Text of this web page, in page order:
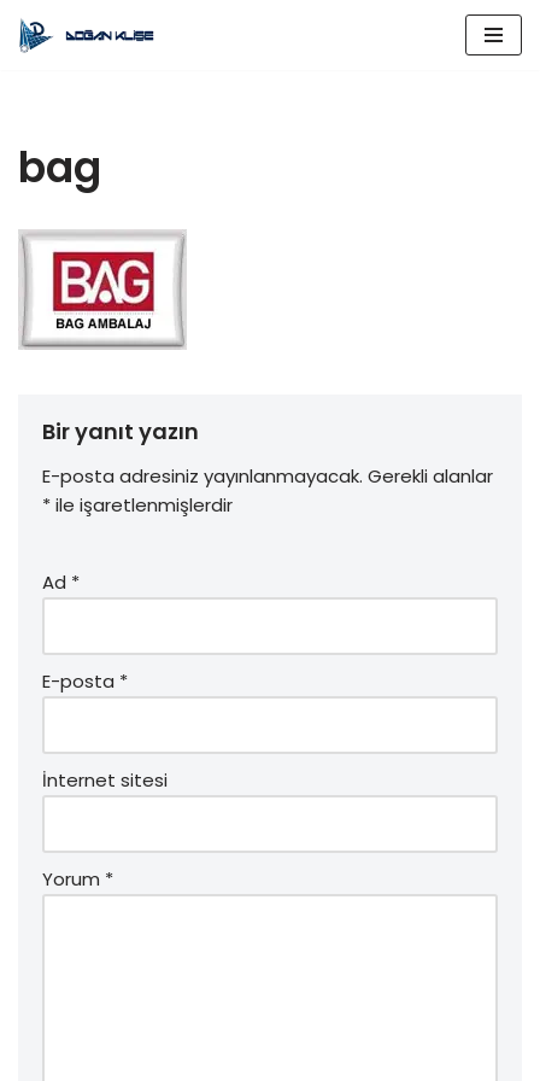
bag
Bir yanıt yazın
E-posta adresiniz yayınlanmayacak. Gerekli alanlar
*ile işaretlenmişlerdir
Ad *
E-posta *
İnternet sitesi
Yorum *